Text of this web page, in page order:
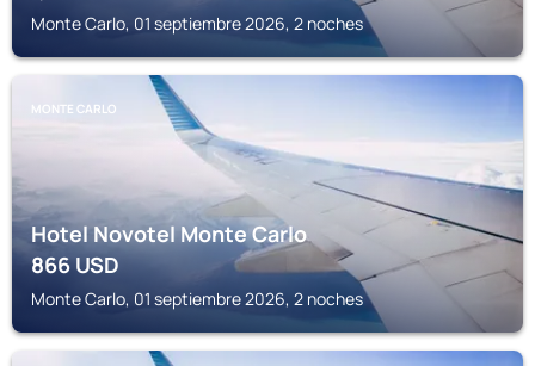
Monte Carlo, 01 septiembre 2026, 2 noches
MONTE CARLO
Hotel Novotel Monte Carlo
866USD
Monte Carlo, 01 septiembre 2026, 2 noches